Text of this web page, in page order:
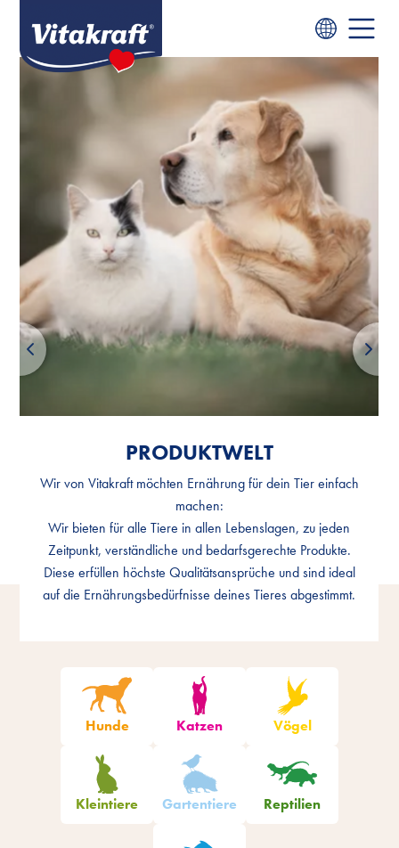
PRODUKTWELT
Wir von Vitakraft möchten Ernährung für dein Tier einfach
machen:
Wir bieten für alle Tiere in allen Lebenslagen, zu jeden
Zeitpunkt, verständliche und bedarfsgerechte Produkte.
Diese erfüllen höchste Qualitätsansprüche und sind ideal
auf die Ernährungsbedürfnisse deines Tieres abgestimmt.
PRODUKTWELT
Wir von Vitakraft möchten Ernährung für dein Tier einfach
machen:
Wir bieten für alle Tiere in allen Lebenslagen, zu jeden
Zeitpunkt, verständliche und bedarfsgerechte Produkte.
Diese erfüllen höchste Qualitätsansprüche und sind ideal
auf die Ernährungsbedürfnisse deines Tieres abgestimmt.
Hunde Katzen Vögel
Kleintiere Gartentiere Reptilien